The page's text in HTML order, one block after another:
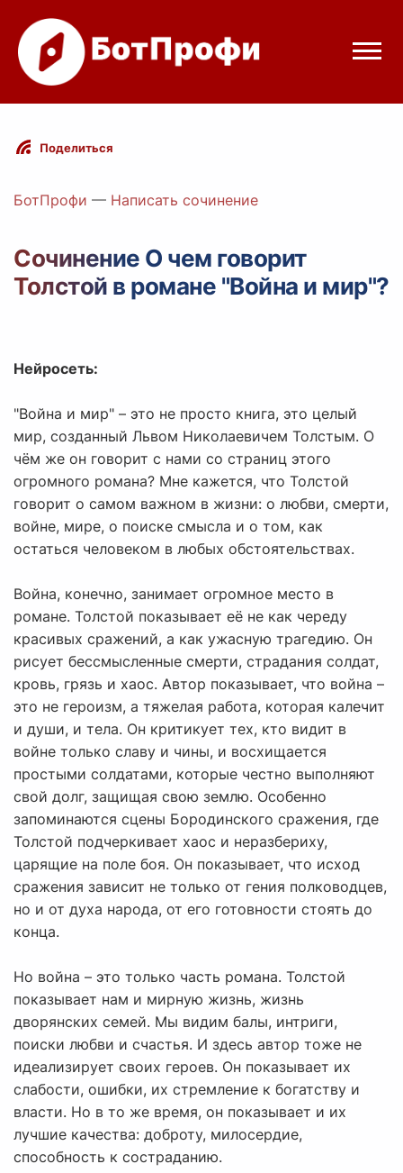
Режимы бота
Цены
Вход с Telegram
Поделиться
БотПрофи — Написать сочинение
Сочинение О чем говорит
Толстой в романе "Война и мир"?
Нейросеть:
"Война и мир" – это не просто книга, это целый
мир, созданный Львом Николаевичем Толстым. О
чём же он говорит с нами со страниц этого
огромного романа? Мне кажется, что Толстой
говорит о самом важном в жизни: о любви, смерти,
войне, мире, о поиске смысла и о том, как
остаться человеком в любых обстоятельствах.
Война, конечно, занимает огромное место в
романе. Толстой показывает её не как череду
красивых сражений, а как ужасную трагедию. Он
рисует бессмысленные смерти, страдания солдат,
кровь, грязь и хаос. Автор показывает, что война –
это не героизм, а тяжелая работа, которая калечит
и души, и тела. Он критикует тех, кто видит в
войне только славу и чины, и восхищается
простыми солдатами, которые честно выполняют
свой долг, защищая свою землю. Особенно
запоминаются сцены Бородинского сражения, где
Толстой подчеркивает хаос и неразбериху,
царящие на поле боя. Он показывает, что исход
сражения зависит не только от гения полководцев,
но и от духа народа, от его готовности стоять до
конца.
Но война – это только часть романа. Толстой
показывает нам и мирную жизнь, жизнь
дворянских семей. Мы видим балы, интриги,
поиски любви и счастья. И здесь автор тоже не
идеализирует своих героев. Он показывает их
слабости, ошибки, их стремление к богатству и
власти. Но в то же время, он показывает и их
лучшие качества: доброту, милосердие,
способность к состраданию.